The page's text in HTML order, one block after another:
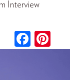
Interview